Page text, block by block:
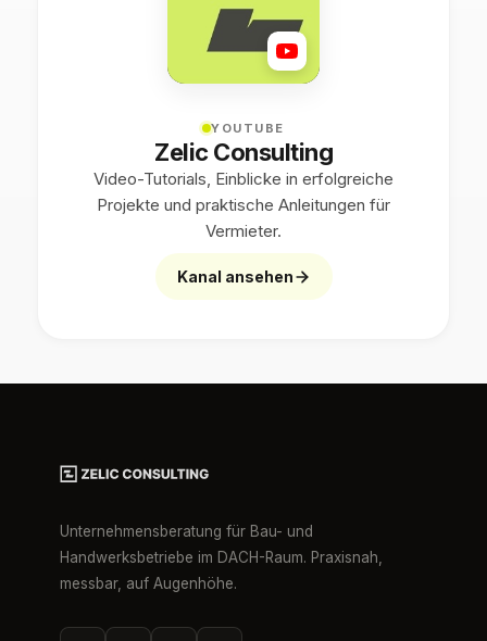
YOUTUBE
Zelic Consulting
Video-Tutorials, Einblicke in erfolgreiche
Projekte und praktische Anleitungen für
Vermieter.
Kanal ansehen
Unternehmensberatung für Bau- und
Handwerksbetriebe im DACH-Raum. Praxisnah,
messbar, auf Augenhöhe.